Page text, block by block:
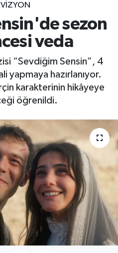
sezon
veda
“Sevdiğim Sensin”, 4
yapmaya hazırlanıyor.
karakterinin hikâyeye
öğrenildi.